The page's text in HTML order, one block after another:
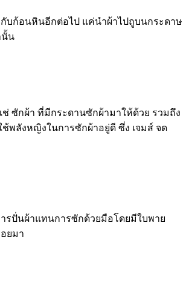
บก้อนหินอีกต่อไป แค่นำผ้าไปถูบนกระดาษ
นั้น
ซักผ้า ที่มีกระดานซักผ้ามาให้ด้วย รวมถึง
พลังหญิงในการซักผ้าอยู่ดี ซึ่ง เจมส์ จด
รปั่นผ้าแทนการซักด้วยมือโดยมีใบพาย
ยมา